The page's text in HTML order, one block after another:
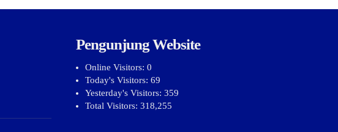
Pengunjung Website
Online Visitors: 0
Today's Visitors: 69
Yesterday's Visitors: 359
Total Visitors: 318,255